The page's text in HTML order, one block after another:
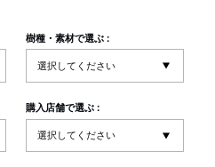
樹種・素材で選ぶ :
購入店舗で選ぶ :